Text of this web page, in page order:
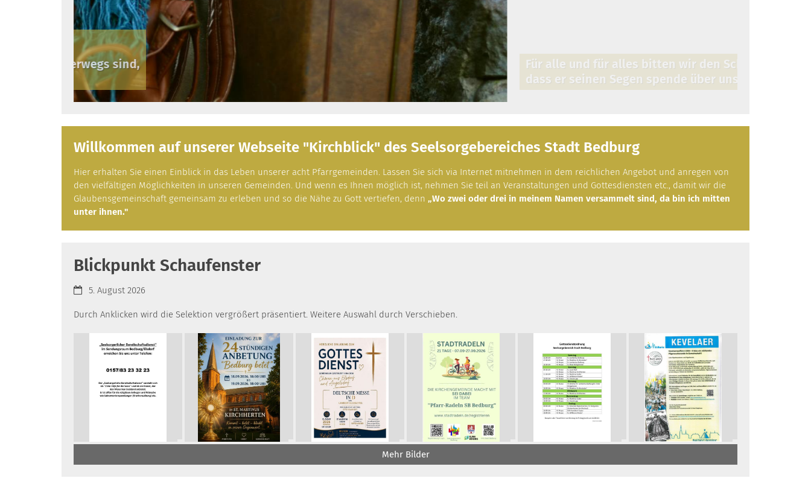
Für alle und für alles bitten wir den Schöpfer aller Dinge,
dass er seinen Segen spende über unsere Felder.
Willkommen auf unserer Webseite "Kirchblick" des Seelsorgebereiches Stadt Bedburg
Hier erhalten Sie einen Einblick in das Leben unserer acht Pfarrgemeinden. Lassen Sie sich via Internet mitnehmen in dem reichlichen Angebot und anregen von
den vielfältigen Möglichkeiten in unseren Gemeinden. Und wenn es Ihnen möglich ist, nehmen Sie teil an Veranstaltungen und Gottesdiensten etc., damit wir die
Glaubensgemeinschaft gemeinsam zu erleben und so die Nähe zu Gott vertiefen, denn „Wo zwei oder drei in meinem Namen versammelt sind, da bin ich mitten
unter ihnen."
Blickpunkt Schaufenster
Datum:5. August 2026
Durch Anklicken wird die Selektion vergrößert präsentiert. Weitere Auswahl durch Verschieben.
Mehr Bilder